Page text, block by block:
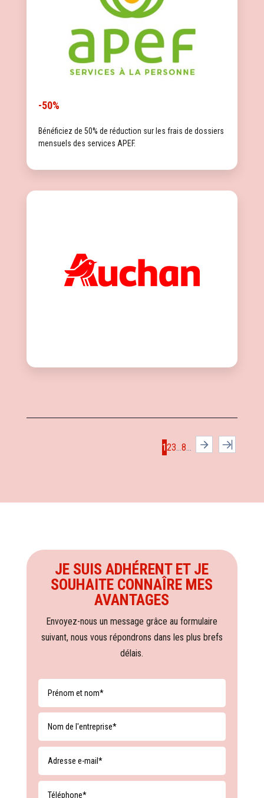
-50%
Bénéficiez de 50% de réduction sur les frais de dossiers
mensuels des services APEF.
123 ...8
JE SUIS ADHÉRENT ET JE
SOUHAITE CONNAÎRE MES
AVANTAGES
Envoyez-nous un message grâce au formulaire
suivant, nous vous répondrons dans les plus brefs
délais.